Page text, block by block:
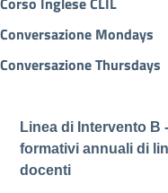
Conversazione Mondays
Conversazione Thursdays
Linea di Intervento B
formativi annuali di
docenti